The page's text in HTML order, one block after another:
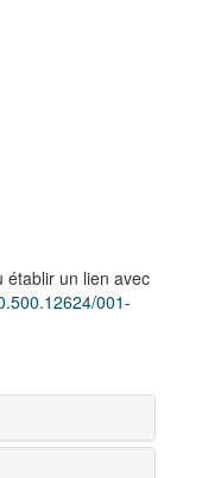
établir un lien avec
001-